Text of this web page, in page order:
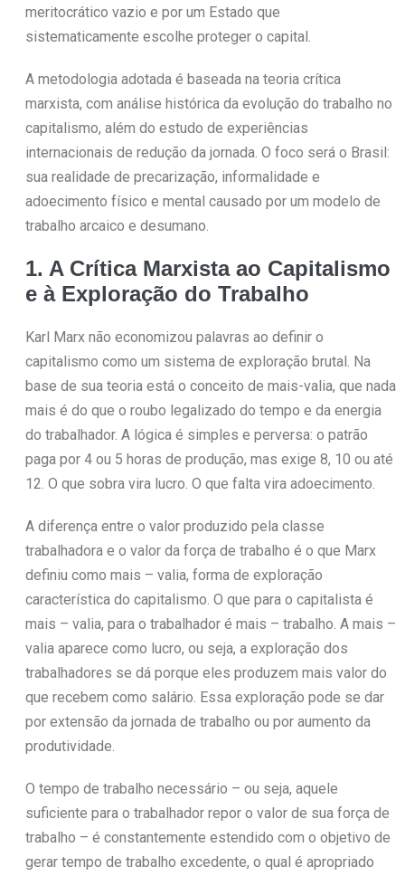
meritocrático vazio e por um Estado que
sistematicamente escolhe proteger o capital.
A metodologia adotada é baseada na teoria crítica
marxista, com análise histórica da evolução do trabalho no
capitalismo, além do estudo de experiências
internacionais de redução da jornada. O foco será o Brasil:
sua realidade de precarização, informalidade e
adoecimento físico e mental causado por um modelo de
trabalho arcaico e desumano.
1. A Crítica Marxista ao Capitalismo
e à Exploração do Trabalho
Karl Marx não economizou palavras ao definir o
capitalismo como um sistema de exploração brutal. Na
base de sua teoria está o conceito de mais-valia, que nada
mais é do que o roubo legalizado do tempo e da energia
do trabalhador. A lógica é simples e perversa: o patrão
paga por 4 ou 5 horas de produção, mas exige 8, 10 ou até
12. O que sobra vira lucro. O que falta vira adoecimento.
A diferença entre o valor produzido pela classe
trabalhadora e o valor da força de trabalho é o que Marx
definiu como mais – valia, forma de exploração
característica do capitalismo. O que para o capitalista é
mais – valia, para o trabalhador é mais – trabalho. A mais –
valia aparece como lucro, ou seja, a exploração dos
trabalhadores se dá porque eles produzem mais valor do
que recebem como salário. Essa exploração pode se dar
por extensão da jornada de trabalho ou por aumento da
produtividade.
O tempo de trabalho necessário – ou seja, aquele
suficiente para o trabalhador repor o valor de sua força de
trabalho – é constantemente estendido com o objetivo de
gerar tempo de trabalho excedente, o qual é apropriado